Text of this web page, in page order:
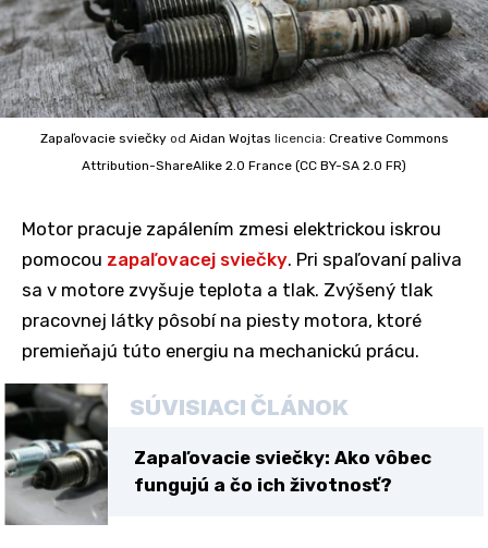
Zapaľovacie sviečky od Aidan Wojtas licencia: Creative Commons
Attribution-ShareAlike 2.0 France (CC BY-SA 2.0 FR)
Motor pracuje zapálením zmesi elektrickou iskrou
pomocou zapaľovacej sviečky. Pri spaľovaní paliva
sa v motore zvyšuje teplota a tlak. Zvýšený tlak
pracovnej látky pôsobí na piesty motora, ktoré
premieňajú túto energiu na mechanickú prácu.
SÚVISIACI ČLÁNOK
Zapaľovacie sviečky: Ako vôbec
fungujú a čo ich životnosť?